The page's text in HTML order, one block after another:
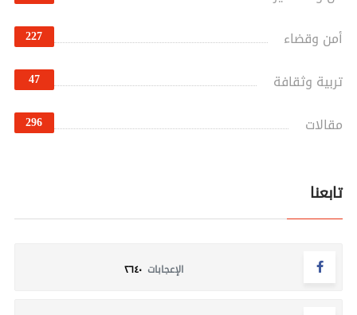
أمن وقضاء 227
تربية وثقافة 47
مقالات 296
تابعنا
الإعجابات ٢٦٤٠